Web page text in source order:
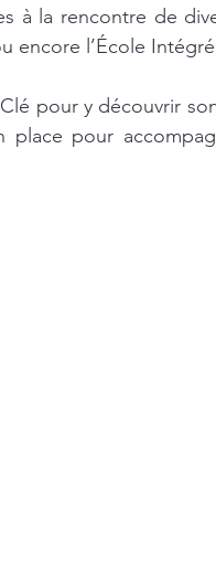
à la rencontre de
encore l’École
pour y découvrir
pour